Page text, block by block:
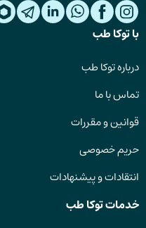
با توکا طب
درباره توکا طب
تماس با ما
قوانین و مقررات
حریم خصوصی
انتقادات و پیشنهادات
خدمات توکا طب